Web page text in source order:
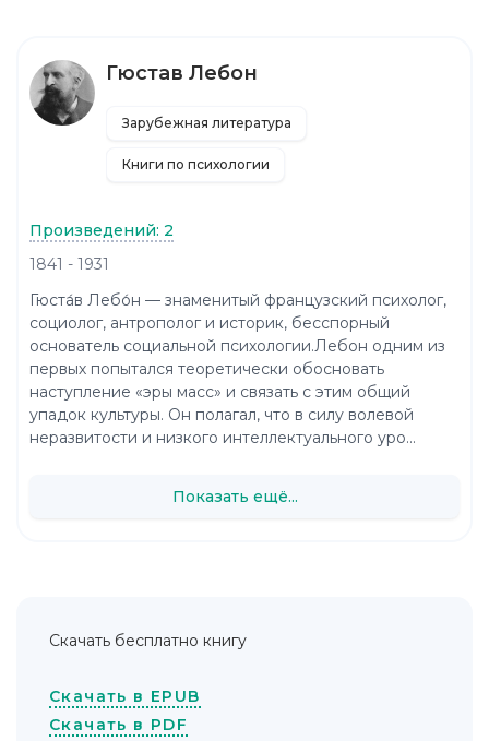
Гюстав Лебон
Зарубежная литература
Книги по психологии
Произведений: 2
1841 - 1931
Гюста́в Лебо́н — знаменитый французский психолог,
социолог, антрополог и историк, бесспорный
основатель социальной психологии.Лебон одним из
первых попытался теоретически обосновать
наступление «эры масс» и связать с этим общий
упадок культуры. Он полагал, что в силу волевой
неразвитости и низкого интеллектуального уро...
Показать ещё...
Скачать бесплатно книгу
Скачать в EPUB
Скачать в PDF